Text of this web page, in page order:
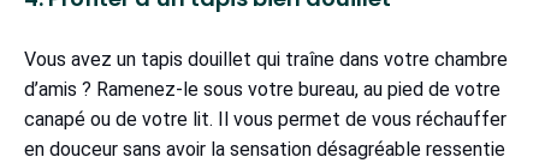
Vous avez un tapis douillet qui traîne dans votre chambre
d’amis ? Ramenez-le sous votre bureau, au pied de votre
canapé ou de votre lit. Il vous permet de vous réchauffer
en douceur sans avoir la sensation désagréable ressentie